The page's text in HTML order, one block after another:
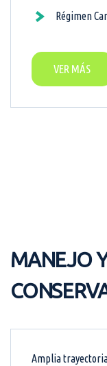
Régimen
VER MÁS
MANEJO Y
Amplia